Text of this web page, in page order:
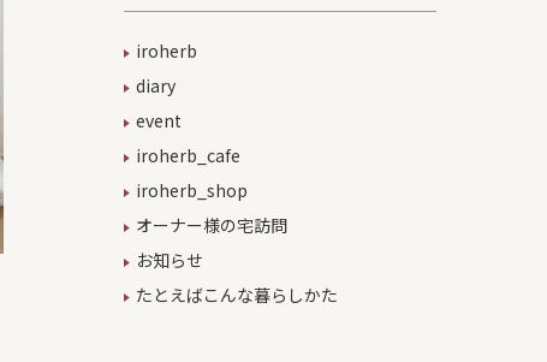
iroherb
diary
event
iroherb_cafe
iroherb_shop
オーナー様の宅訪問
お知らせ
たとえばこんな暮らしかた